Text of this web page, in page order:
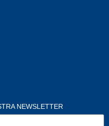
NEWSLETTER